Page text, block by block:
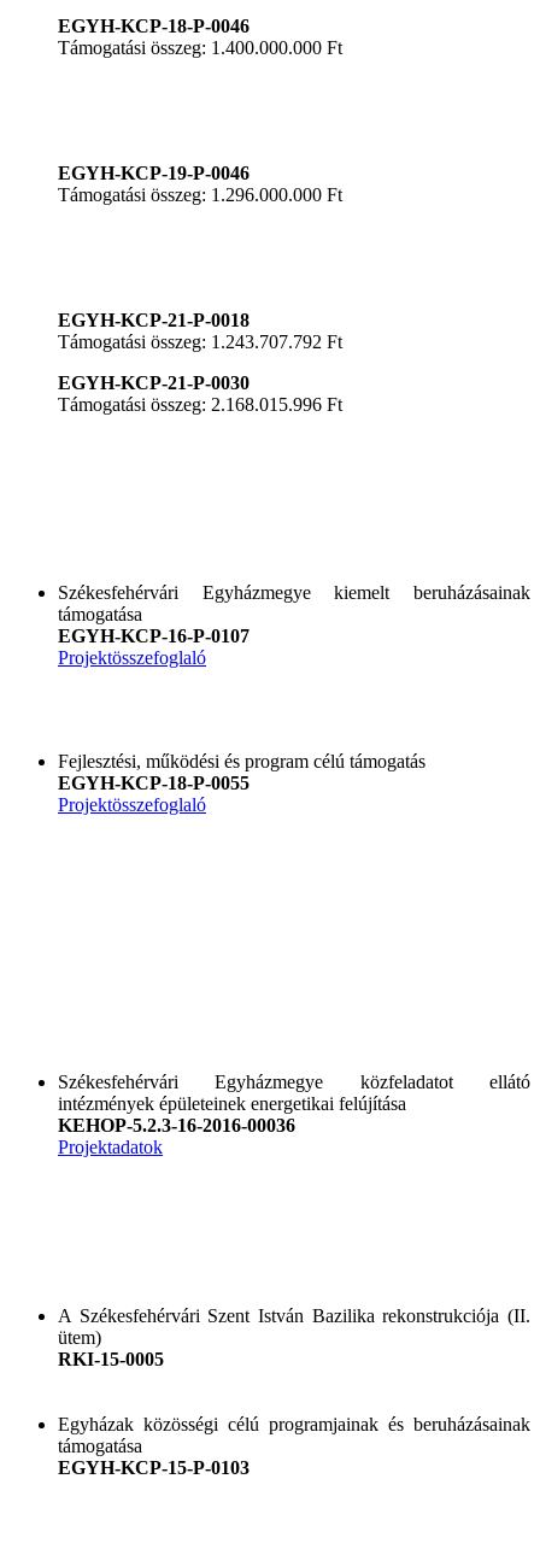
EGYH-KCP-18-P-0046
Támogatási összeg: 1.400.000.000 Ft
EGYH-KCP-19-P-0046
Támogatási összeg: 1.296.000.000 Ft
EGYH-KCP-21-P-0018
Támogatási összeg: 1.243.707.792 Ft
EGYH-KCP-21-P-0030
Támogatási összeg: 2.168.015.996 Ft
Székesfehérvári Egyházmegye kiemelt beruházásainak
támogatása
EGYH-KCP-16-P-0107
Projektösszefoglaló
Fejlesztési, működési és program célú támogatás
EGYH-KCP-18-P-0055
Projektösszefoglaló
Székesfehérvári Egyházmegye közfeladatot ellátó
intézmények épületeinek energetikai felújítása
KEHOP-5.2.3-16-2016-00036
Projektadatok
A Székesfehérvári Szent István Bazilika rekonstrukciója (II.
ütem)
RKI-15-0005
Egyházak közösségi célú programjainak és beruházásainak
támogatása
EGYH-KCP-15-P-0103